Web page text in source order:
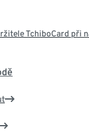
TchiboCard při